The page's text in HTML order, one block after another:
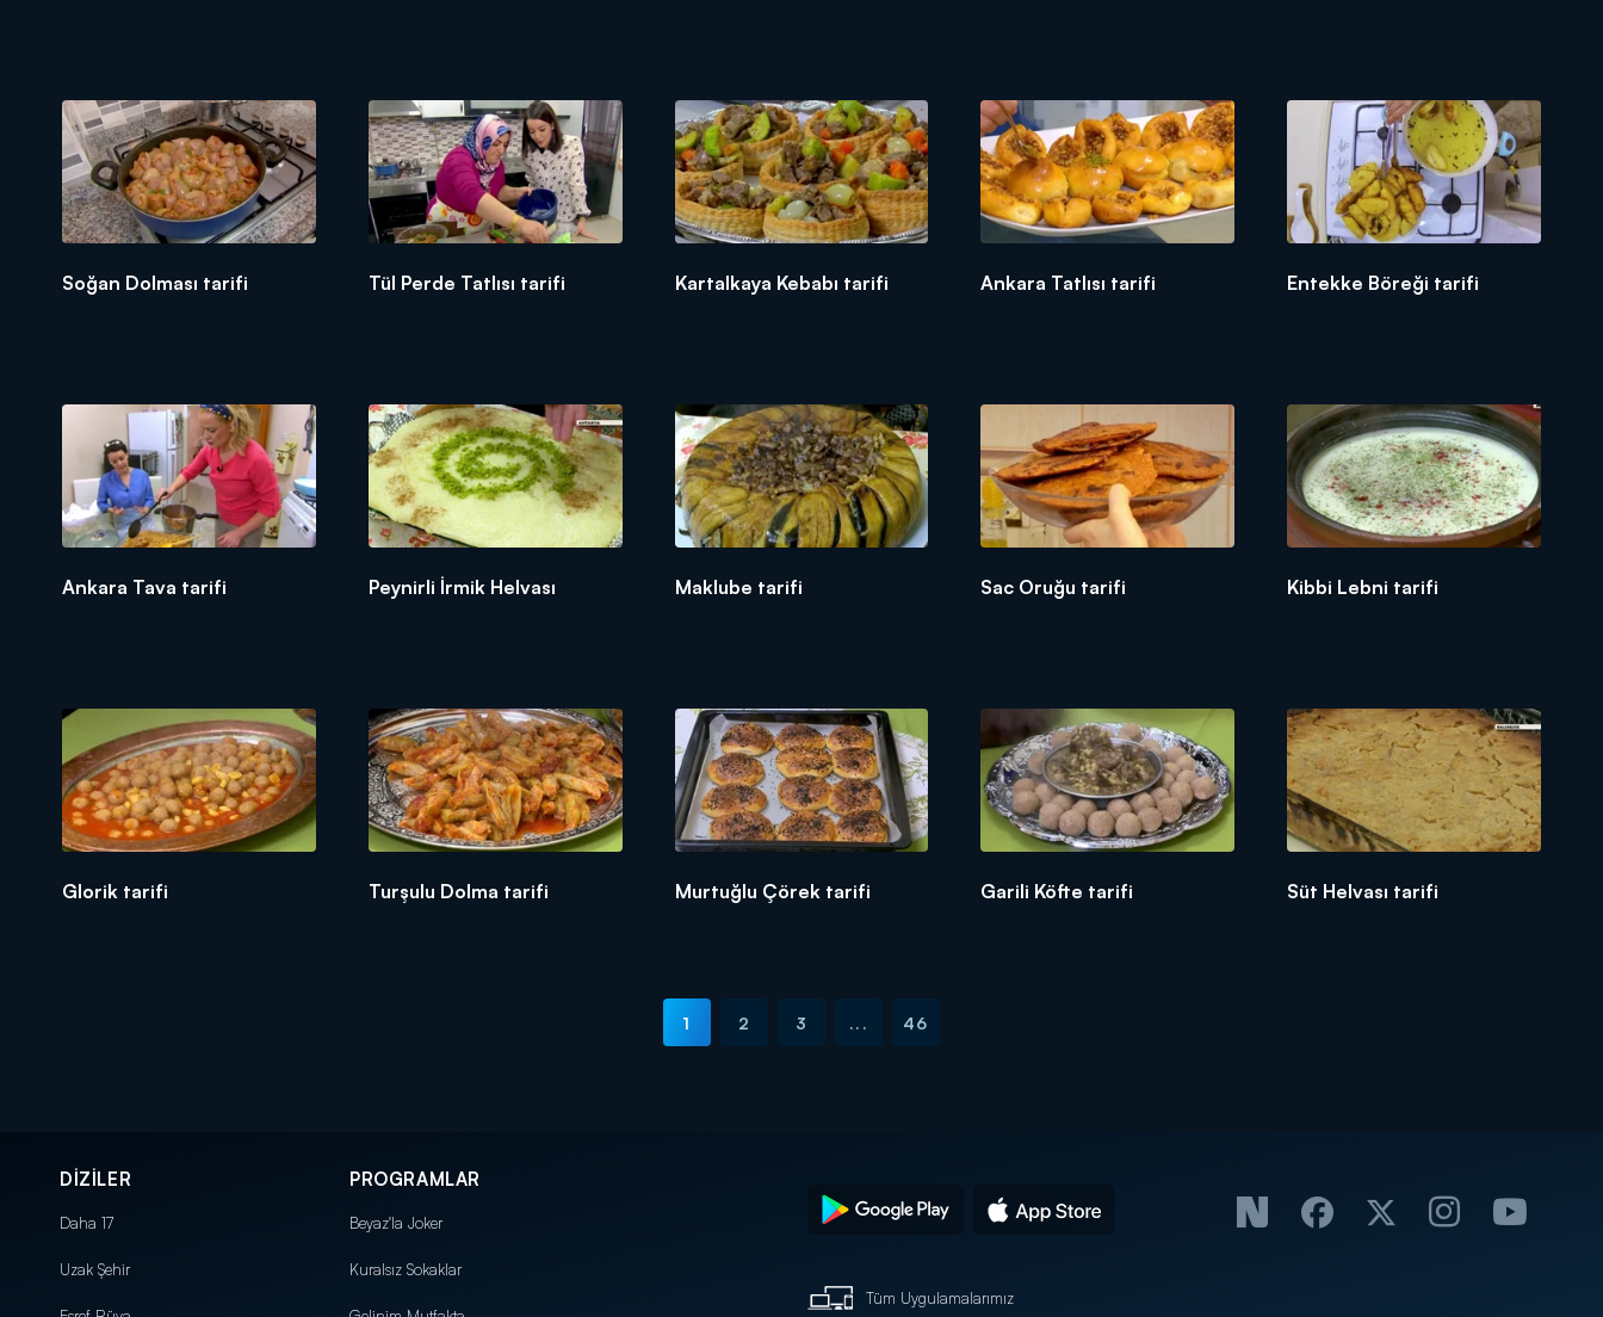
Soğan Dolması tarifi Tül Perde Tatlısı tarifi Kartalkaya Kebabı tarifi Ankara Tatlısı tarifi Entekke Böreği tarifi
Ankara Tava tarifi Peynirli İrmik Helvası Maklube tarifi Sac Oruğu tarifi Kibbi Lebni tarifi
Glorik tarifi Turşulu Dolma tarifi Murtuğlu Çörek tarifi Garili Köfte tarifi Süt Helvası tarifi
1 2 3 ... 46
DİZİLER
Daha 17
Uzak Şehir
PROGRAMLAR
Beyaz'la Joker
Kuralsız Sokaklar
Tüm Uygulamalarımız